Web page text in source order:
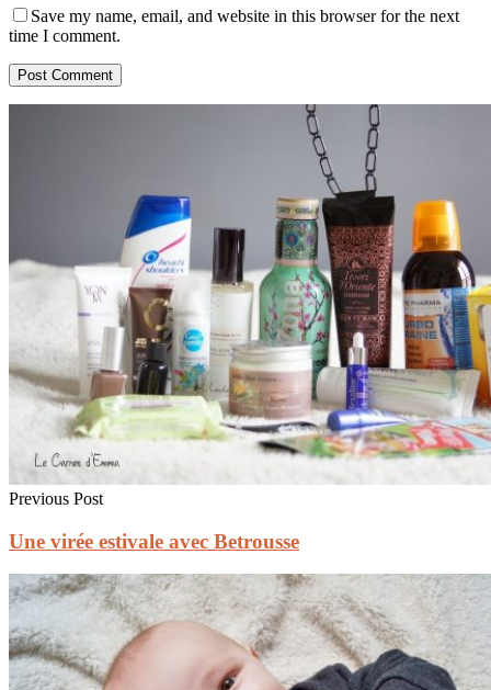
Save my name, email, and website in this browser for the next
time I comment.
Previous Post
Une virée estivale avec Betrousse